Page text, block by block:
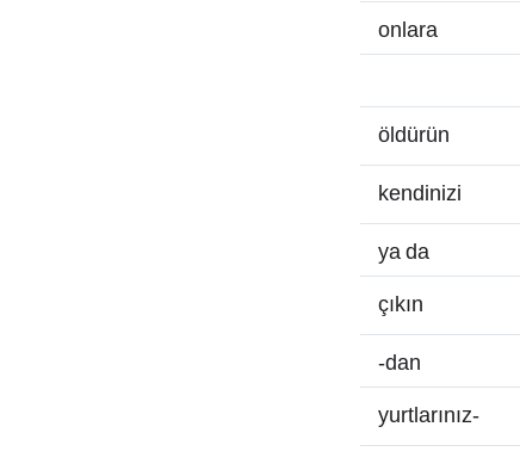
onlara
öldürün
kendinizi
ya da
çıkın
-dan
yurtlarınız-